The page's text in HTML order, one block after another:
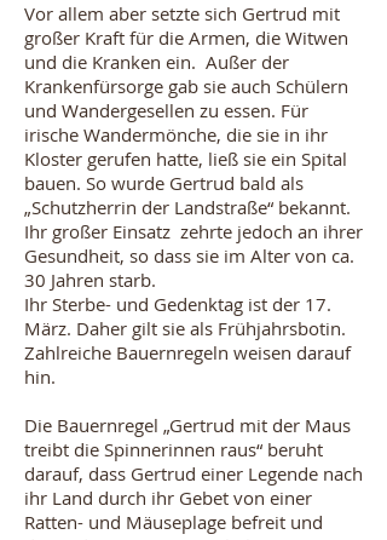
Vor allem aber setzte sich Gertrud mit
großer Kraft für die Armen, die Witwen
und die Kranken ein. Außer der
Krankenfürsorge gab sie auch Schülern
und Wandergesellen zu essen. Für
irische Wandermönche, die sie in ihr
Kloster gerufen hatte, ließ sie ein Spital
bauen. So wurde Gertrud bald als
„Schutzherrin der Landstraße“ bekannt.
Ihr großer Einsatz zehrte jedoch an ihrer
Gesundheit, so dass sie im Alter von ca.
30 Jahren starb.
Ihr Sterbe- und Gedenktag ist der 17.
März. Daher gilt sie als Frühjahrsbotin.
Zahlreiche Bauernregeln weisen darauf
hin.
Die Bauernregel „Gertrud mit der Maus
treibt die Spinnerinnen raus“ beruht
darauf, dass Gertrud einer Legende nach
ihr Land durch ihr Gebet von einer
Ratten- und Mäuseplage befreit und